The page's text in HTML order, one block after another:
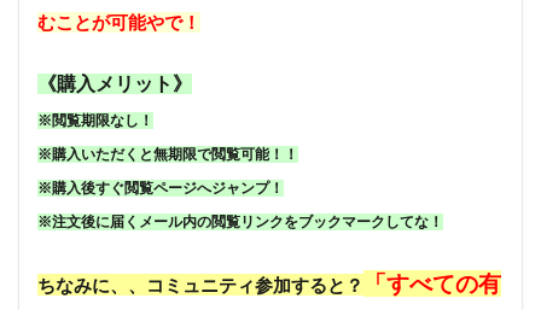
むことが可能やで！
《購入メリット》
※閲覧期限なし！
※購入いただくと無期限で閲覧可能！！
※購入後すぐ閲覧ページへジャンプ！
※注文後に届くメール内の閲覧リンクをブックマークしてな！
ちなみに、、コミュニティ参加すると？
「すべての有